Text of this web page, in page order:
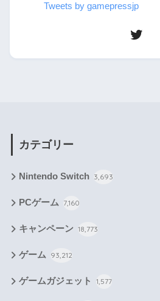
Tweets by gamepressjp
カテゴリー
Nintendo Switch 3,693
PCゲーム 7,160
キャンペーン 18,773
ゲーム 93,212
ゲームガジェット 1,577